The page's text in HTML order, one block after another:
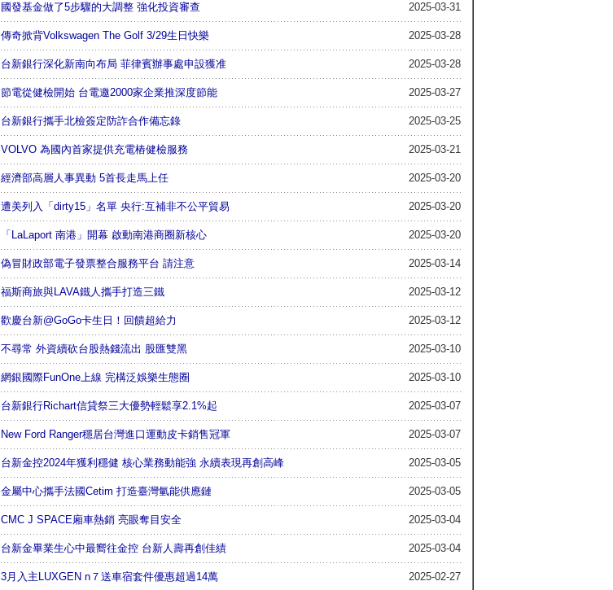
國發基金做了5步驟的大調整 強化投資審查 2025-03-31
傳奇掀背Volkswagen The Golf 3/29生日快樂 2025-03-28
台新銀行深化新南向布局 菲律賓辦事處申設獲准 2025-03-28
節電從健檢開始 台電邀2000家企業推深度節能 2025-03-27
台新銀行攜手北檢簽定防詐合作備忘錄 2025-03-25
VOLVO 為國內首家提供充電樁健檢服務 2025-03-21
經濟部高層人事異動 5首長走馬上任 2025-03-20
遭美列入「dirty15」名單 央行:互補非不公平貿易 2025-03-20
「LaLaport 南港」開幕 啟動南港商圈新核心 2025-03-20
偽冒財政部電子發票整合服務平台 請注意 2025-03-14
福斯商旅與LAVA鐵人攜手打造三鐵 2025-03-12
歡慶台新@GoGo卡生日！回饋超給力 2025-03-12
不尋常 外資續砍台股熱錢流出 股匯雙黑 2025-03-10
網銀國際FunOne上線 完構泛娛樂生態圈 2025-03-10
台新銀行Richart信貸祭三大優勢輕鬆享2.1%起 2025-03-07
New Ford Ranger穩居台灣進口運動皮卡銷售冠軍 2025-03-07
台新金控2024年獲利穩健 核心業務動能強 永續表現再創高峰 2025-03-05
金屬中心攜手法國Cetim 打造臺灣氫能供應鏈 2025-03-05
CMC J SPACE廂車熱銷 亮眼奪目安全 2025-03-04
台新金畢業生心中最嚮往金控 台新人壽再創佳績 2025-03-04
3月入主LUXGEN n７送車宿套件優惠超過14萬 2025-02-27